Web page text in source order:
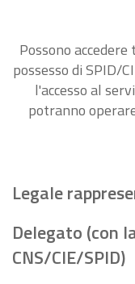
Possono
possesso di SPID/
l'accesso al
potranno
Legale
Delegato (con
CNS/CIE/SPID)